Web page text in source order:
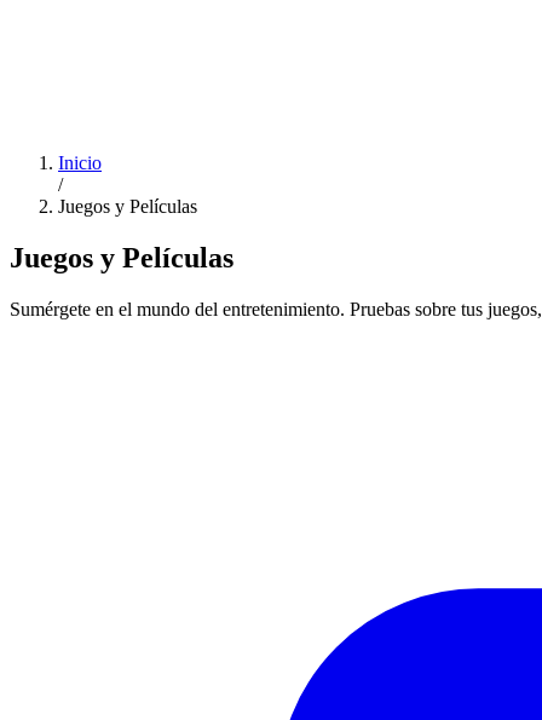
Inicio
/
Juegos y Películas
Juegos y Películas
Sumérgete en el mundo del entretenimiento. Pruebas sobre tus